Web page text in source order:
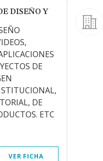
DISEÑO Y
DE
DE
ETC
VER FICHA